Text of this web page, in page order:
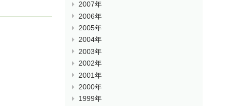
2007年
2006年
2005年
2004年
2003年
2002年
2001年
2000年
1999年